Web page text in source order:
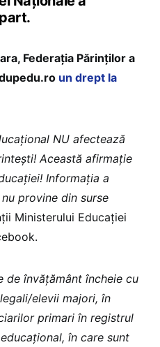
Federația Părinților a
un drept la
NU afectează
Această afirmație
Informația a
provine din surse
Ministerului Educației
de învățământ încheie cu
elevii majori, în
primari în registrul
în care sunt